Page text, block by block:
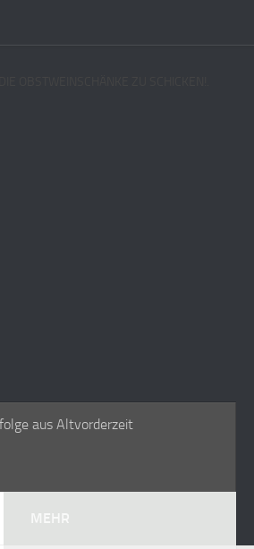
OBSTWEINSCHÄNKE ZU SCHICKEN!.
aus Altvorderzeit
MEHR